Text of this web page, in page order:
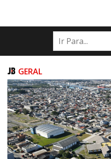
INÍCIO
NOTÍCIAS
CONTATO
GERAL